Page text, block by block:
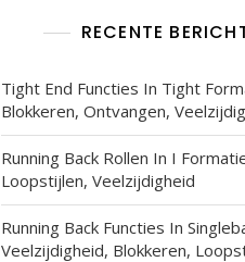
RECENTE
Tight End Functies In Tight
Blokkeren, Ontvangen,
Running Back Rollen In I
Loopstijlen, Veelzijdigheid
Running Back Functies In
Veelzijdigheid, Blokkeren,